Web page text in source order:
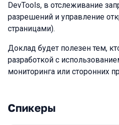
DevTools, в отслеживание
разрешений и управление
страницами).
Доклад будет полезен тем,
разработкой с
мониторинга или сторонних
Спикеры